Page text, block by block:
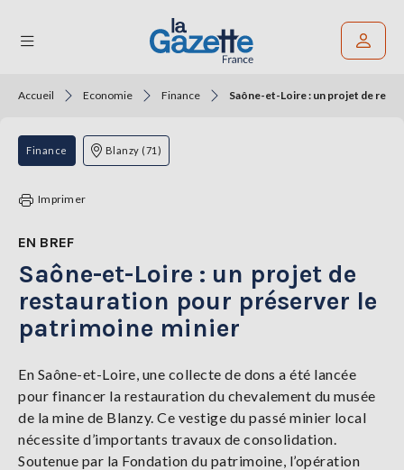
THÉMATIQUES
RÉGIONS
TENDANCES
SERVICES
LA
GAZETTE
Se
connecter
Accueil Economie Finance Saône-et-Loire : un projet de
Finance Blanzy (71)
Imprimer
EN BREF
Saône-et-Loire : un projet de
restauration pour préserver le
patrimoine minier
En Saône-et-Loire, une collecte de dons a été lancée
pour financer la restauration du chevalement du musée
de la mine de Blanzy. Ce vestige du passé minier local
nécessite d’importants travaux de consolidation.
Soutenue par la Fondation du patrimoine, l’opération